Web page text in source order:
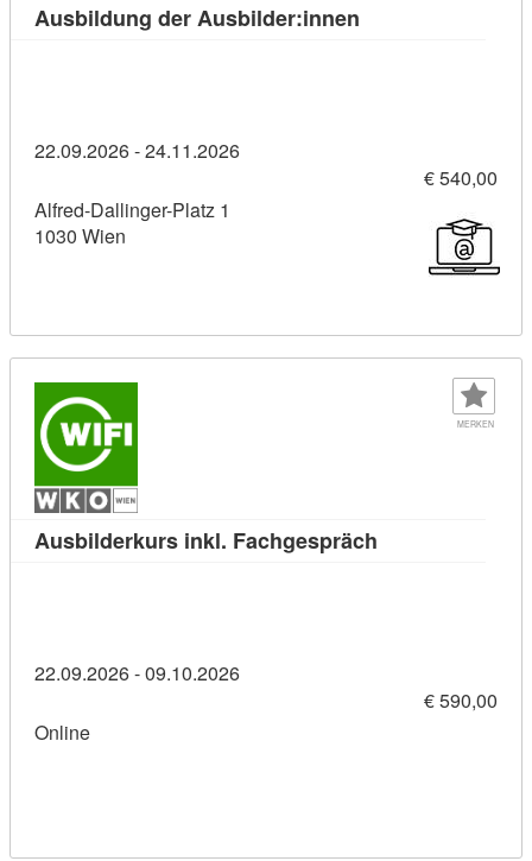
Ausbildung der Ausbilder:innen
22.09.2026 - 24.11.2026
€ 540,00
Alfred-Dallinger-Platz 1
1030 Wien
MERKEN
Ausbilderkurs inkl. Fachgespräch
22.09.2026 - 09.10.2026
€ 590,00
Online